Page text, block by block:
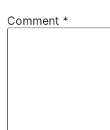
Comment *